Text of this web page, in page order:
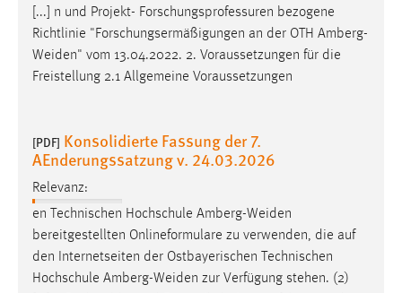
Freistellung 2.1 Allgemeine Voraussetzungen
[PDF] Konsolidierte Fassung der 7.
en Technischen HochschuleAmberg-Weiden
bereitgestellten Onlineformulare zu verwenden, die auf
den Internetseiten der Ostbayerischen Technischen
HochschuleAmberg-Weidenzur Verfügung stehen. (2)
[...] -, Rückmelde- und Exmatrikulationsverfahren an der
Ostbayerischen Technischen HochschuleAmberg-Weiden
vom 8. April 2013 (konsolidierte Fassung nach der 7.